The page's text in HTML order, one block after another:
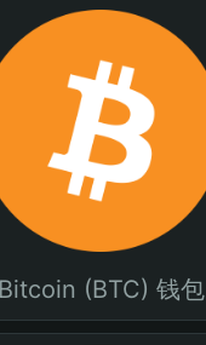
Bitcoin (BTC) 钱包